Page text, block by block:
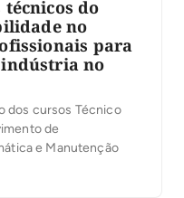
do
no
para
no
dos cursos Técnico
de
e Manutenção